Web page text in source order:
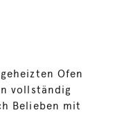
Ofen
vollständig
Belieben mit